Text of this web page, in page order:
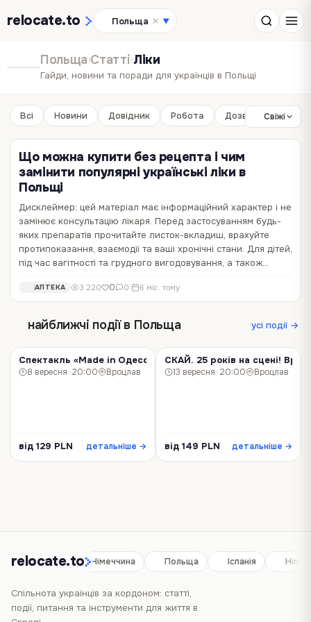
relocate.to Польща ▼
Польща›Статті›Ліки
Гайди, новини та поради для українців в Польщі
Всі Новини Довідник Робота ДозвілляСвіжі
Що можна купити без рецепта і чим
замінити популярні українські ліки в
Польщі
Дисклеймер: цей матеріал має інформаційний характер і не
замінює консультацію лікаря. Перед застосуванням будь-
яких препаратів прочитайте листок-вкладиш, врахуйте
протипоказання, взаємодії та ваші хронічні стани. Для дітей,
під час вагітності та грудного вигодовування, а також…
АПТЕКА 3 220 0 0· 6 міс. тому
Де купити Де-Нол у Польщі та які аналоги
доступні
Де-Нол у Польщі один із тих препаратів, який українці звикли
купувати на автоматі, однак в польських аптеках ця назва
ризикувати самолікуванням, важливо знати, яку діючу речовину
шукати та які польські аналоги можуть…
АПТЕКА 5 734 9 0· 6 міс. тому
найближчі події в Польща усі події →
КОНЦЕРТ
Спектакль «Made in Одесса»! Вроцлав!
8 вересня· 20:00 Вроцлав
від 129 PLN детальніше →
КОНЦЕРТ
СКАЙ. 25 років на сцені!
13 вересня· 20:00 Вроцлав
від 149 PLN детальніше →
relocate.to
Іспанія Німеччина Польща Іспанія
Спільнота українців за кордоном: статті,
події, питання та інструменти для життя в